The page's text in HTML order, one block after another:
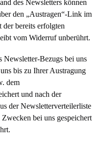
des Newsletters können
den „Austragen“-Link im
bereits erfolgten
vom Widerruf unberührt.
Bezugs bei uns
bis zu Ihrer Austragung
dem
und nach der
der Newsletterverteilerliste
bei uns gespeichert